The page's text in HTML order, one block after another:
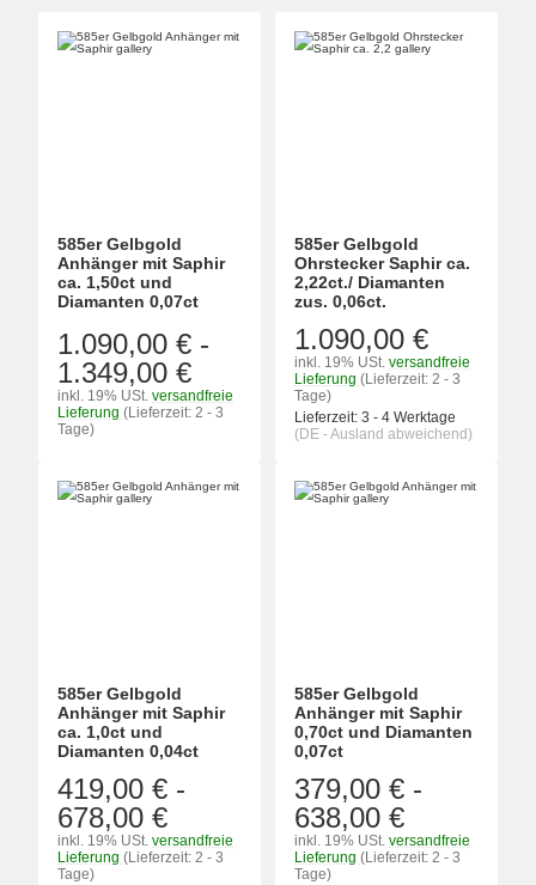
585er Gelbgold
Anhänger mit Saphir
ca. 1,50ct und
Diamanten 0,07ct
1.090,00 € -
1.349,00 €
inkl. 19% USt. versandfreie
Lieferung (Lieferzeit: 2 - 3
Tage)
585er Gelbgold
Ohrstecker Saphir ca.
2,22ct./ Diamanten
zus. 0,06ct.
1.090,00 €
inkl. 19% USt. versandfreie
Lieferung (Lieferzeit: 2 - 3
Tage)
Lieferzeit: 3 - 4 Werktage
(DE - Ausland abweichend)
585er Gelbgold
Anhänger mit Saphir
ca. 1,0ct und
Diamanten 0,04ct
419,00 € -
678,00 €
inkl. 19% USt. versandfreie
Lieferung (Lieferzeit: 2 - 3
Tage)
585er Gelbgold
Anhänger mit Saphir
0,70ct und Diamanten
0,07ct
379,00 € -
638,00 €
inkl. 19% USt. versandfreie
Lieferung (Lieferzeit: 2 - 3
Tage)